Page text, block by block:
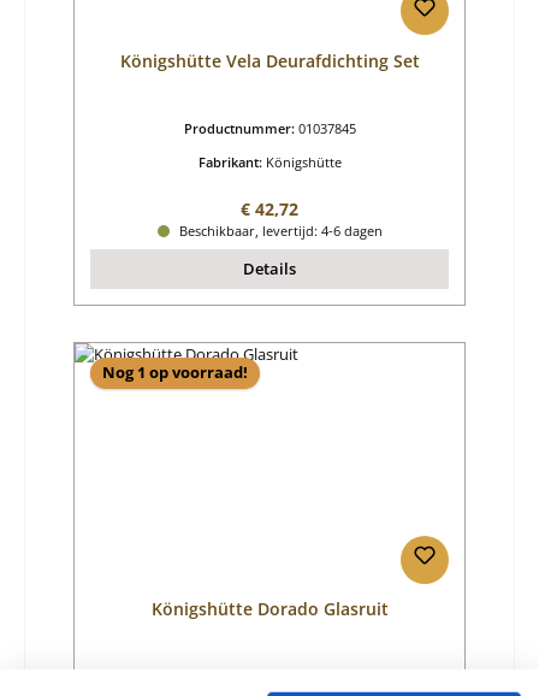
Königshütte Vela Deurafdichting Set
Productnummer: 01037845
Fabrikant: Königshütte
Normale prijs:
€ 42,72
Beschikbaar, levertijd: 4-6 dagen
Details
Nog 1 op voorraad!
Königshütte Dorado Glasruit